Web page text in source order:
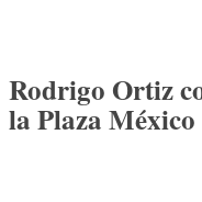
Rodrigo Ortiz
la Plaza México